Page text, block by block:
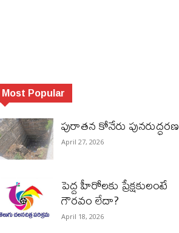
Most Popular
పురాత‌న కోనేరు పున‌రుద్ధ‌ర‌ణ
April 27, 2026
పెద్ద హీరోల‌కు ప్రేక్ష‌కులంటే
గౌర‌వం లేదా?
April 18, 2026